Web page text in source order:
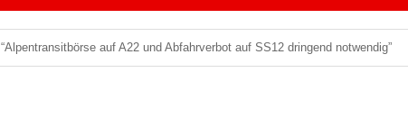
“Alpentransitbörse auf A22 und Abfahrverbot auf SS12 dringend notwendig”